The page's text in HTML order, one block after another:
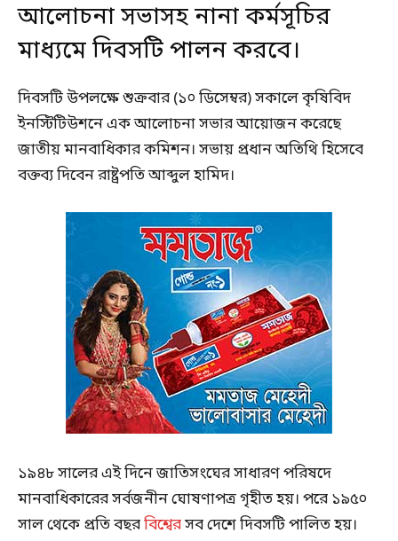
আলোচনা সভাসহ নানা কর্মসূচির
মাধ্যমেদিবসটি পালন করবে।
দিবসটি উপলক্ষে শুক্রবার (১০ ডিসেম্বর) সকালে কৃষিবিদ
ইনস্টিটিউশনে এক আলোচনা সভার আয়োজন করেছে
জাতীয় মানবাধিকার কমিশন। সভায় প্রধান অতিথি হিসেবে
বক্তব্য দিবেন রাষ্ট্রপতি আব্দুল হামিদ।
১৯৪৮ সালের এই দিনে জাতিসংঘের সাধারণ পরিষদে
মানবাধিকারের সর্বজনীন ঘোষণাপত্র গৃহীত হয়। পরে ১৯৫০
সাল থেকে প্রতি বছরবিশ্বেরসব দেশে দিবসটি পালিত হয়।